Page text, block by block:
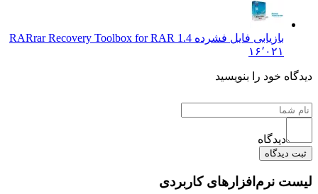
بازیابی فایل فشرده RARrar Recovery Toolbox for RAR 1.4
۱۶٬۰۲۱
خود را بنویسید
دیدگاه
نرم‌افزارهای کاربردی